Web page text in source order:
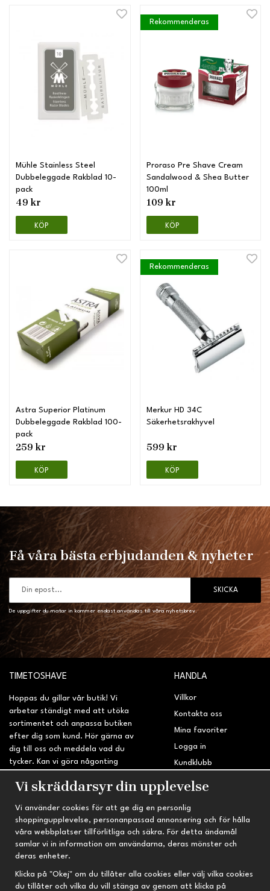
Mühle Stainless Steel
Dubbeleggade Rakblad 10-
pack
49 kr
KÖP
Rekommenderas
Proraso Pre Shave Cream
Sandalwood & Shea Butter
100ml
109 kr
KÖP
Astra Superior Platinum
Dubbeleggade Rakblad 100-
pack
259 kr
KÖP
Rekommenderas
Merkur HD 34C
Säkerhetsrakhyvel
599 kr
KÖP
Få våra bästa erbjudanden & nyheter
SKICKA
De uppgifter du matar in kommer endast användas till våra nyhetsbrev.
TIMETOSHAVE
Hoppas du gillar vår butik! Vi
arbetar ständigt med att utöka
sortimentet och anpassa butiken
efter dig som kund. Hör gärna av
dig till oss och meddela vad du
tycker. Kan vi göra någonting
sidan?
HANDLA
Villkor
Kontakta oss
Mina favoriter
Logga in
Kundklubb
Retur & Reklamation
INFORMATION
Om oss
Nyheter
Nyhetsbrev
Om cookies
TRYGG HANDEL
Fri frakt vid köp över 695 kr
Kvalitetsprodukter till kanonpris
Vi skräddarsyr din upplevelse
Vi använder cookies för att ge dig en personlig
shoppingupplevelse, personanpassad annonsering och för hålla
våra webbplatser tillförlitliga och säkra. För detta ändamål
samlar vi in information om användarna, deras mönster och
deras enheter.
Klicka på "Okej" om du tillåter alla cookies eller välj vilka cookies
du tillåter och vilka du vill stänga av genom att klicka på